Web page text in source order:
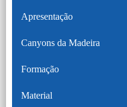
Apresentação
Canyons da Madeira
Formação
Material